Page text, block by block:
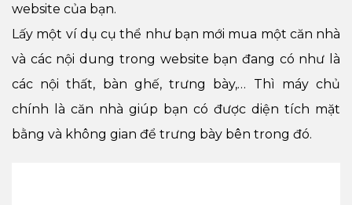
website của bạn.
Lấy một ví dụ cụ thể như bạn mới mua một căn nhà
và các nội dung trong website bạn đang có như là
các nội thất, bàn ghế, trưng bày,… Thì máy chủ
chính là căn nhà giúp bạn có được diện tích mặt
bằng và không gian để trưng bày bên trong đó.